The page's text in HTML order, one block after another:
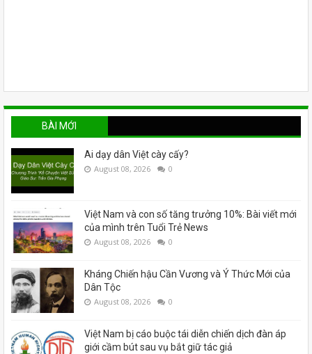
BÀI MỚI
Ai dạy dân Việt cày cấy?
August 08, 2026 0
Việt Nam và con số tăng trưởng 10%: Bài viết mới
của mình trên Tuổi Trẻ News
August 08, 2026 0
Kháng Chiến hậu Cần Vương và Ý Thức Mới của
Dân Tộc
August 08, 2026 0
Việt Nam bị cáo buộc tái diễn chiến dịch đàn áp
giới cầm bút sau vụ bắt giữ tác giả